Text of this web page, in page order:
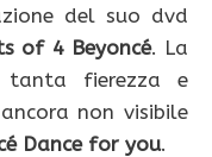
del suo dvd
of 4 Beyoncé. La
fierezza e
non visibile
Dance for you.